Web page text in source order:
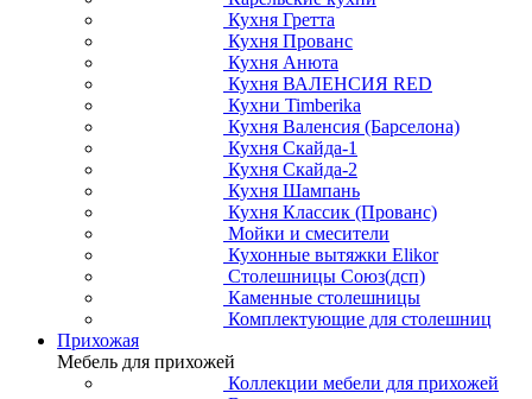
Кухня Гретта
Кухня Прованс
Кухня Анюта
Кухня ВАЛЕНСИЯ RED
Кухни Timberika
Кухня Валенсия (Барселона)
Кухня Скайда-1
Кухня Скайда-2
Кухня Шампань
Кухня Классик (Прованс)
Мойки и смесители
Кухонные вытяжки Elikor
Столешницы Союз(дсп)
Каменные столешницы
Комплектующие для столешниц
Прихожая
Мебель для прихожей
Коллекции мебели для прихожей